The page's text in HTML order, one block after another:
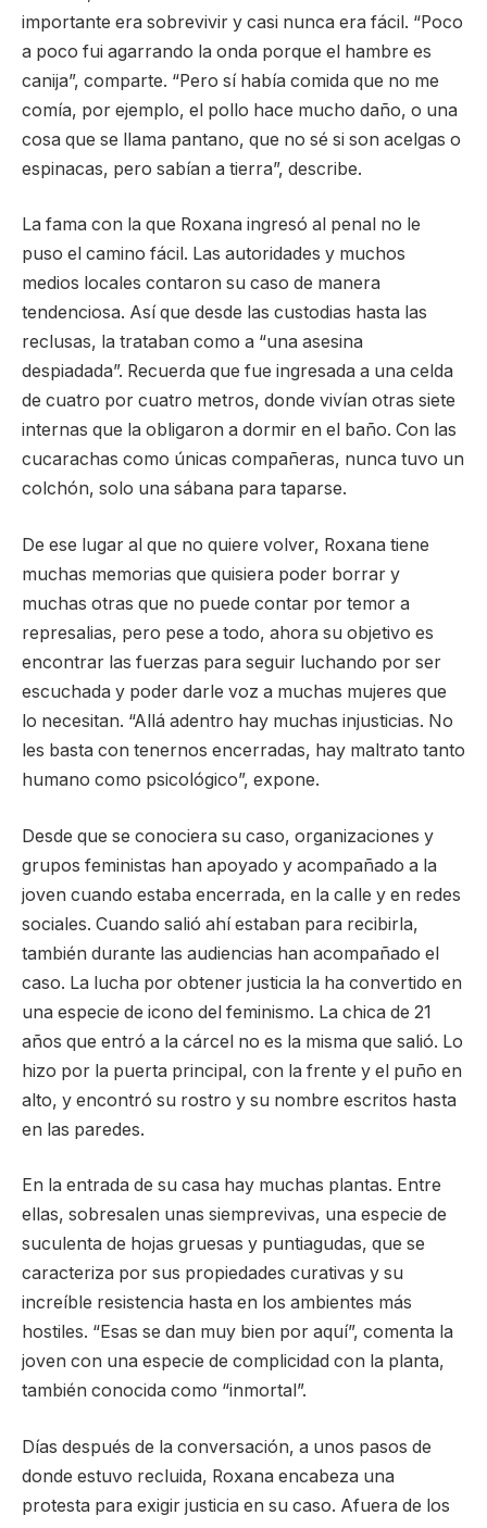
importante era sobrevivir y casi nunca era fácil. “Poco
a poco fui agarrando la onda porque el hambre es
canija”, comparte. “Pero sí había comida que no me
comía, por ejemplo, el pollo hace mucho daño, o una
cosa que se llama pantano, que no sé si son acelgas o
espinacas, pero sabían a tierra”, describe.
La fama con la que Roxana ingresó al penal no le
puso el camino fácil. Las autoridades y muchos
medios locales contaron su caso de manera
tendenciosa. Así que desde las custodias hasta las
reclusas, la trataban como a “una asesina
despiadada”. Recuerda que fue ingresada a una celda
de cuatro por cuatro metros, donde vivían otras siete
internas que la obligaron a dormir en el baño. Con las
cucarachas como únicas compañeras, nunca tuvo un
colchón, solo una sábana para taparse.
De ese lugar al que no quiere volver, Roxana tiene
muchas memorias que quisiera poder borrar y
muchas otras que no puede contar por temor a
represalias, pero pese a todo, ahora su objetivo es
encontrar las fuerzas para seguir luchando por ser
escuchada y poder darle voz a muchas mujeres que
lo necesitan. “Allá adentro hay muchas injusticias. No
les basta con tenernos encerradas, hay maltrato tanto
humano como psicológico”, expone.
Desde que se conociera su caso, organizaciones y
grupos feministas han apoyado y acompañado a la
joven cuando estaba encerrada, en la calle y en redes
sociales. Cuando salió ahí estaban para recibirla,
también durante las audiencias han acompañado el
caso. La lucha por obtener justicia la ha convertido en
una especie de icono del feminismo. La chica de 21
años que entró a la cárcel no es la misma que salió. Lo
hizo por la puerta principal, con la frente y el puño en
alto, y encontró su rostro y su nombre escritos hasta
en las paredes.
En la entrada de su casa hay muchas plantas. Entre
ellas, sobresalen unas siemprevivas, una especie de
suculenta de hojas gruesas y puntiagudas, que se
caracteriza por sus propiedades curativas y su
increíble resistencia hasta en los ambientes más
hostiles. “Esas se dan muy bien por aquí”, comenta la
joven con una especie de complicidad con la planta,
también conocida como “inmortal”.
Días después de la conversación, a unos pasos de
donde estuvo recluida, Roxana encabeza una
protesta para exigir justicia en su caso. Afuera de los